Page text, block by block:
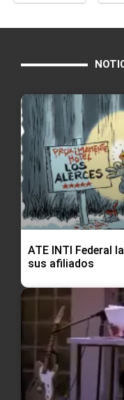
ATE INTI Federal
sus afiliados